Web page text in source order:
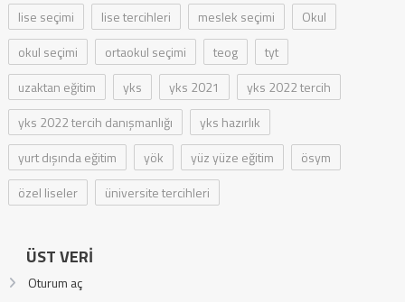
lise seçimi
lise tercihleri meslek seçimi
Okul
okul seçimi
ortaokul seçimi teog
tyt
uzaktan eğitim
yks yks 2021
yks 2022 tercih
yks 2022 tercih danışmanlığı
yks hazırlık
yurt dışında eğitim
yök yüz yüze eğitim
ösym
özel liseler
üniversite tercihleri
ÜST VERI
Oturum aç